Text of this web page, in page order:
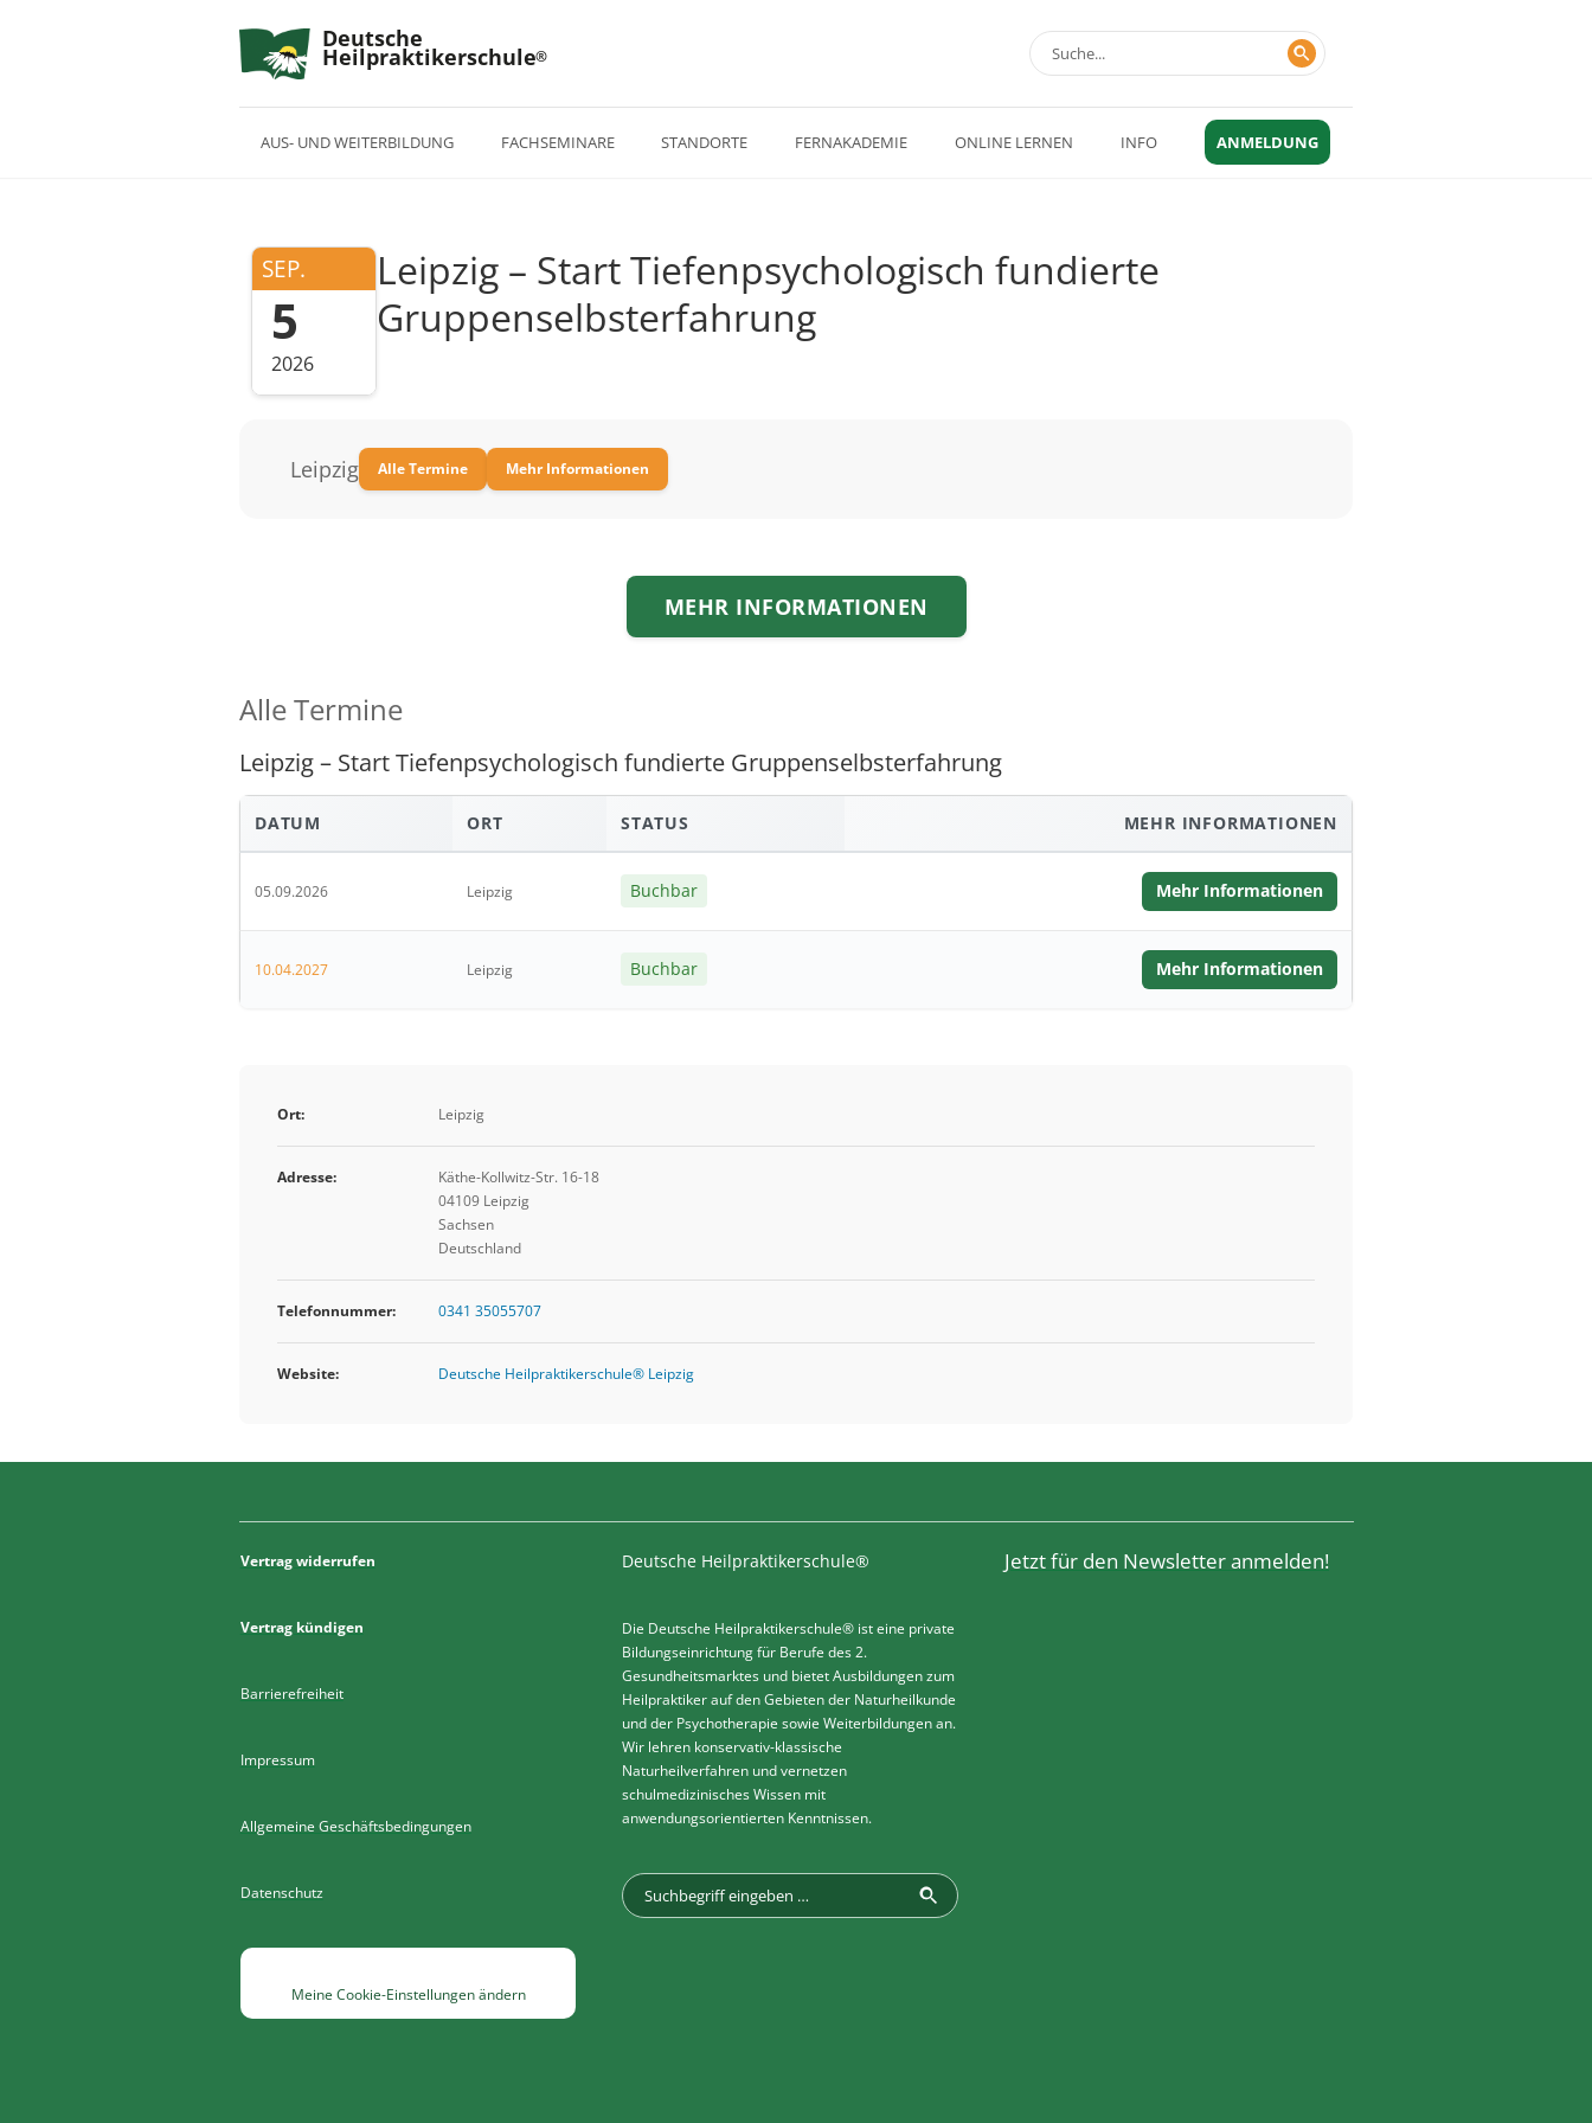
Deutsche
Heilpraktikerschule
AUS- UND WEITERBILDUNG FACHSEMINARE STANDORTE FERNAKADEMIE ONLINE LERNEN INFO ANMELDUNG
SEP.
5
2026
Leipzig – Start Tiefenpsychologisch fundierte
Gruppenselbsterfahrung
Leipzig Alle Termine Mehr Informationen
MEHR INFORMATIONEN
Alle Termine
Leipzig – Start Tiefenpsychologisch fundierte Gruppenselbsterfahrung
DATUM ORT STATUS MEHR INFORMATIONEN
05.09.2026 Leipzig Buchbar Mehr Informationen
10.04.2027 Leipzig Buchbar Mehr Informationen
Ort: Leipzig
Adresse:
Käthe-Kollwitz-Str. 16-18
04109 Leipzig
Sachsen
Deutschland
Telefonnummer: 0341 35055707
Website: Deutsche Heilpraktikerschule® Leipzig
Vertrag widerrufen
Vertrag kündigen
Barrierefreiheit
Impressum
Allgemeine Geschäftsbedingungen
Datenschutz
Meine Cookie-Einstellungen ändern
Deutsche Heilpraktikerschule®
Die Deutsche Heilpraktikerschule® ist eine private
Bildungseinrichtung für Berufe des 2.
Gesundheitsmarktes und bietet Ausbildungen zum
Heilpraktiker auf den Gebieten der Naturheilkunde
und der Psychotherapie sowie Weiterbildungen an.
Wir lehren konservativ-klassische
Naturheilverfahren und vernetzen
schulmedizinisches Wissen mit
anwendungsorientierten Kenntnissen.
Jetzt für den Newsletter anmelden!